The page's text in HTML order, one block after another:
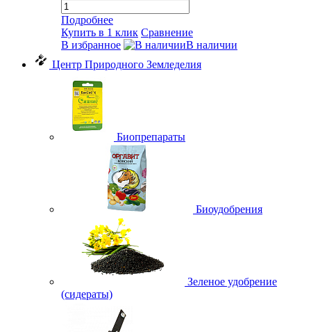
Подробнее
Купить в 1 клик Сравнение
В избранное
В наличии
Центр Природного Земледелия
Биопрепараты
Биоудобрения
Зеленое удобрение
(сидераты)